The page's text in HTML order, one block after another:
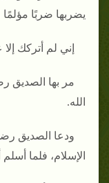
يضربها ضربًا
إني لم أتركك
مر بها الصديق
الله.
ودعا الصديق
الإسلام، فلما